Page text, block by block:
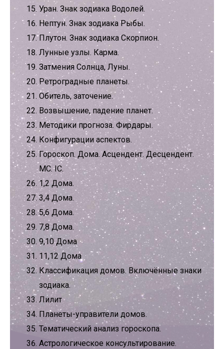
Уран. Знак зодиака Водолей.
Нептун. Знак зодиака Рыбы.
Плутон. Знак зодиака Скорпион.
Лунные узлы. Карма.
Затмения Солнца, Луны.
Ретроградные планеты.
Обитель, заточение.
Возвышение, падение планет.
Методики прогноза. Фирдары.
Конфигурации аспектов.
Гороскоп. Дома. Асцендент. Десцендент.
МС. IC.
1,2 Дома.
3,4 Дома.
5,6 Дома.
7,8 Дома.
9,10 Дома
11,12 Дома
Классификация домов. Включённые знаки
зодиака.
Лилит
Планеты-управители домов.
Тематический анализ гороскопа.
Астрологическое консультирование.